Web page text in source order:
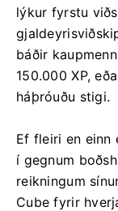
lýkur fyrstu
báðir
150.000 XP,
háþróuðu stigi.
Ef fleiri en einn
í gegnum
reikningum
Cube fyrir